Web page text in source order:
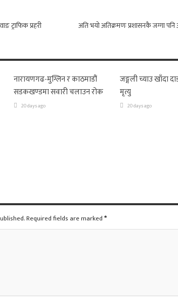
ट्राफिक प्रहरी अति भयो अतिक्रमणः प्रशासनकै जग्गा
नारायणगढ-मुग्लिन र काठमाडौं
सडकखण्डमा सवारी चलाउन रोक
20 days ago
जङ्गली च्याउ खाँदा
मृत्यु
20 days ago
Required fields are marked*